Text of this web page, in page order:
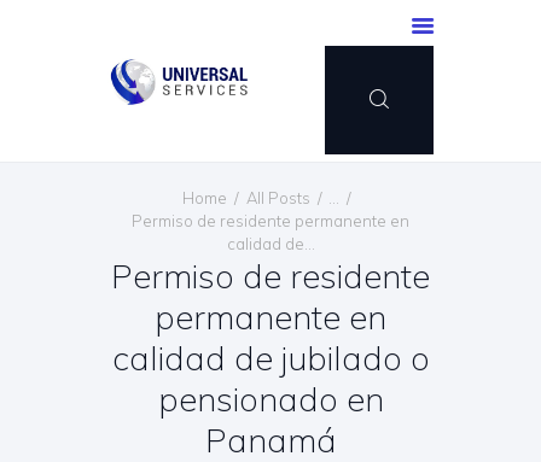
Home All Posts
Permiso de residente permanente en
calidad de...
Permiso de residente
permanente en
calidad de jubilado o
pensionado en
Panamá
SERVICIOS
MÉTODO DE PAGO
BLOG
CONTÁCTENOS
ESPAÑOL